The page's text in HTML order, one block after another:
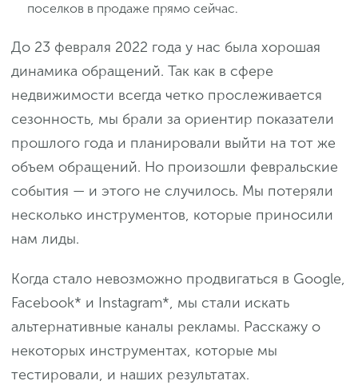
поселков в продаже прямо сейчас.
До 23 февраля 2022 года у нас была хорошая
динамика обращений. Так как в сфере
недвижимости всегда четко прослеживается
сезонность, мы брали за ориентир показатели
прошлого года и планировали выйти на тот же
объем обращений. Но произошли февральские
события — и этого не случилось. Мы потеряли
несколько инструментов, которые приносили
нам лиды.
Когда стало невозможно продвигаться в Google,
Facebook* и Instagram*, мы стали искать
альтернативные каналы рекламы. Расскажу о
некоторых инструментах, которые мы
тестировали, и наших результатах.